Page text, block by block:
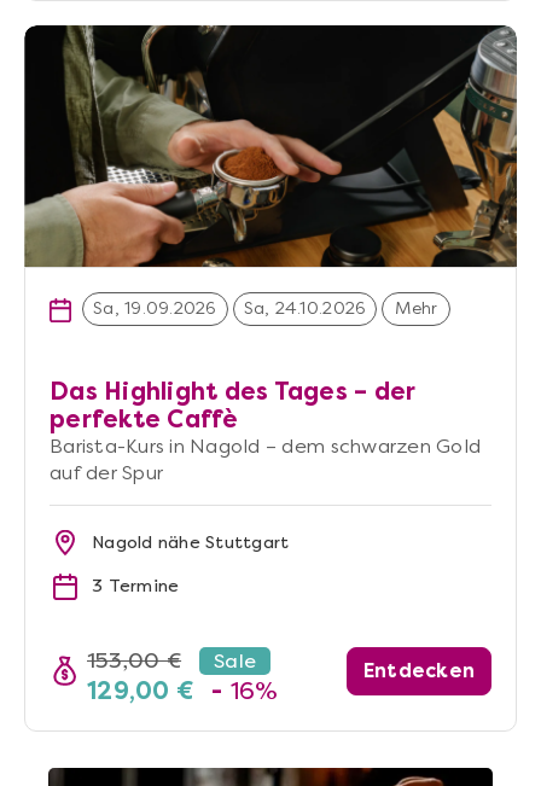
Sa, 19.09.2026 Sa, 24.10.2026 Mehr
Das Highlight des Tages – der
perfekte Caffè
Barista-Kurs in Nagold – dem schwarzen Gold
auf der Spur
Nagold nähe Stuttgart
3 Termine
153,00 € Sale
129,00 € - 16%
Entdecken